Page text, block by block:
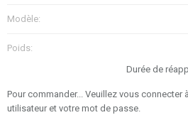
Modèle:
Poids:
Durée de
Pour commander... Veuillez vous connecter
utilisateur et votre mot de passe.